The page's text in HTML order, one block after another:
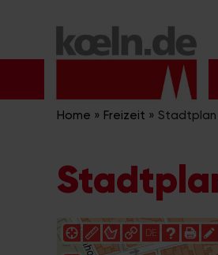
Inhalt
Home » Freizeit » Stadtplan